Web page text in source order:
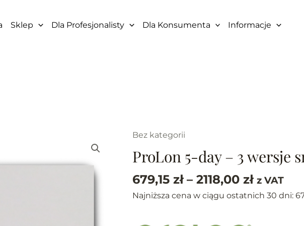
Sklep Dla Profesjonalisty Dla Konsumenta Informacje
Bez kategorii
ProLon 5-day – 3 wersje
679,15zł – 2118,00zł
od
679,15 zł
do
2118,00
z VAT
Najniższa cena w ciągu ostatnich 30 dni:
ilość
ProLon
5-
day
3